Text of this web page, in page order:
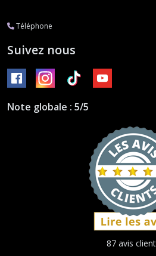
Téléphone
Suivez nous
Note globale : 5/5
87 avis